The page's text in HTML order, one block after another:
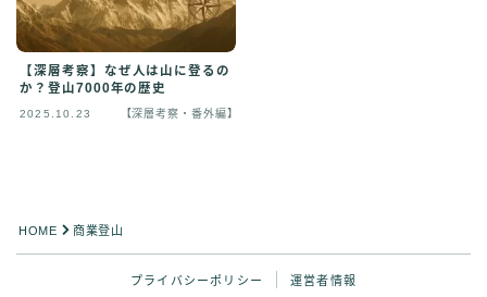
【深層考察】なぜ人は山に登るの
か？登山7000年の歴史
2025.10.23 【深層考察・番外編】
HOME 商業登山
プライバシーポリシー 運営者情報